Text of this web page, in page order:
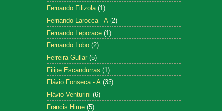
Fernando Filizola (1)
Fernando Larocca - A (2)
Fernando Leporace (1)
Fernando Lobo (2)
Ferreira Gullar (5)
Filipe Escandurras (1)
Flávio Fonseca - A (33)
Flávio Venturini (6)
Francis Hime (5)